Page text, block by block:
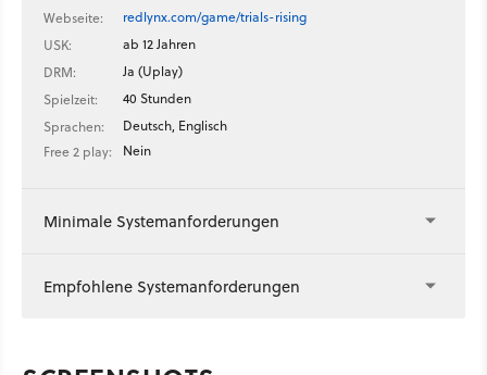
Webseite:
redlynx.com/game/trials-rising
USK:
ab 12 Jahren
DRM:
Ja (Uplay)
Spielzeit:
40 Stunden
Sprachen:
Deutsch, Englisch
Free 2 play:
Nein
Minimale Systemanforderungen
Empfohlene Systemanforderungen